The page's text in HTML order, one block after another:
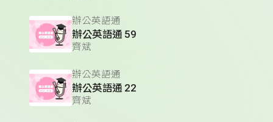
辦公英語通
辦公英語通 59
齊斌
辦公英語通
辦公英語通 22
齊斌